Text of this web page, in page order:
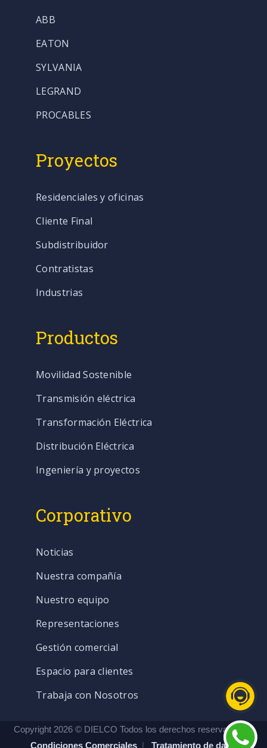
ABB
EATON
SYLVANIA
LEGRAND
PROCABLES
Proyectos
Residenciales y oficinas
Cliente Final
Subdistribuidor
Contratistas
Industrias
Productos
Movilidad Sostenible
Transmisión eléctrica
Transformación Eléctrica
Distribución Eléctrica
Ingeniería y proyectos
Corporativo
Noticias
Nuestra compañía
Nuestro equipo
Representaciones
Gestión comercial
Espacio para clientes
Trabaja con Nosotros
Copyright 2026 © DIELCO Todos los derechos reservados. |
Condiciones Comerciales | Tratamiento de datos